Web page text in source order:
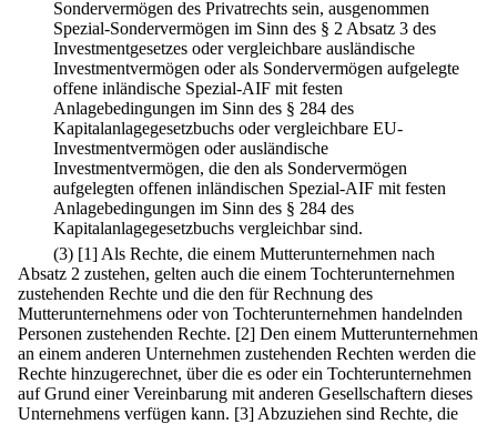
Sondervermögen des Privatrechts sein, ausgenommen
Spezial-Sondervermögen im Sinn des § 2 Absatz 3 des
Investmentgesetzes oder vergleichbare ausländische
Investmentvermögen oder als Sondervermögen aufgelegte
offene inländische Spezial-AIF mit festen
Anlagebedingungen im Sinn des § 284 des
Kapitalanlagegesetzbuchs oder vergleichbare EU-
Investmentvermögen oder ausländische
Investmentvermögen, die den als Sondervermögen
aufgelegten offenen inländischen Spezial-AIF mit festen
Anlagebedingungen im Sinn des § 284 des
Kapitalanlagegesetzbuchs vergleichbar sind.
(3) [1] Als Rechte, die einem Mutterunternehmen nach
Absatz 2 zustehen, gelten auch die einem Tochterunternehmen
zustehenden Rechte und die den für Rechnung des
Mutterunternehmens oder von Tochterunternehmen handelnden
Personen zustehenden Rechte. [2] Den einem Mutterunternehmen
an einem anderen Unternehmen zustehenden Rechten werden die
Rechte hinzugerechnet, über die es oder ein Tochterunternehmen
auf Grund einer Vereinbarung mit anderen Gesellschaftern dieses
Unternehmens verfügen kann. [3] Abzuziehen sind Rechte, die